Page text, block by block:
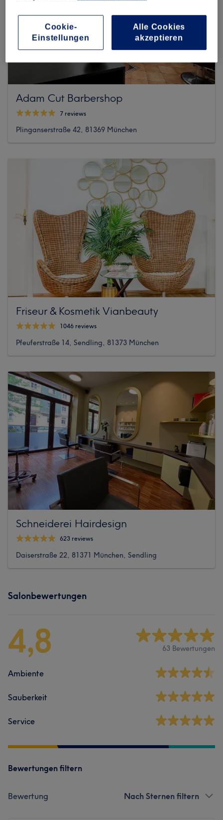
Adam Cut Barbershop
7 reviews
Plinganserstraße 42, 81369 München
Friseur & Kosmetik Vianbeauty
1046 reviews
Pfeuferstraße 14, Sendling, 81373 München
Schneiderei Hairdesign
623 reviews
Daiserstraße 22, 81371 München, Sendling
Salonbewertungen
4,8 63 Bewertungen
Ambiente
Sauberkeit
Service
Bewertungen filtern
Bewertung Nach Sternen filtern
Cookie-
Einstellungen
Alle Cookies
akzeptieren